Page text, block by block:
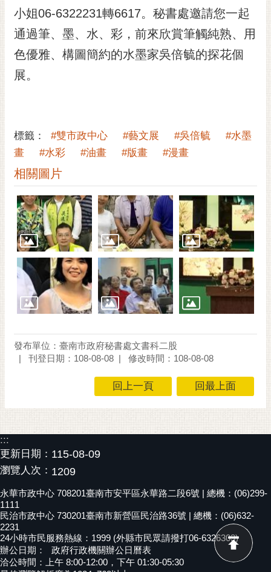
小姐06-6322231轉6617。秘書處邀請您一起
通過筆、墨、水、彩，前來欣賞筆觸純熟、用
色優雅、構圖簡約的水墨家吳倍毓的探花個
展。
標籤： #雙市政中心 #藝文展 #吳倍毓
#水墨
畫
#水彩 #油畫 #版畫 #漫畫
相關圖片
發布單位：臺南市政府秘書處文書科二股
刊登日期：108-08-08
修改時間：108-08-08
回上一頁 回最上面
:::
更新日期： 115-08-09
瀏覽人次： 1209
永華市政中心 708201臺南市安平區永華路二段6號 | 總機：(06)299-
1111
民治市政中心 730201臺南市新營區民治路36號 | 總機：(06)632-
2231
24小時市民服務熱線：1999 (外縣市民眾請撥打06-6326303)
辦公日期：
政府行政機關辦公日曆表
洽公時間：上午 8:00-12:00，下午 01:30-05:30